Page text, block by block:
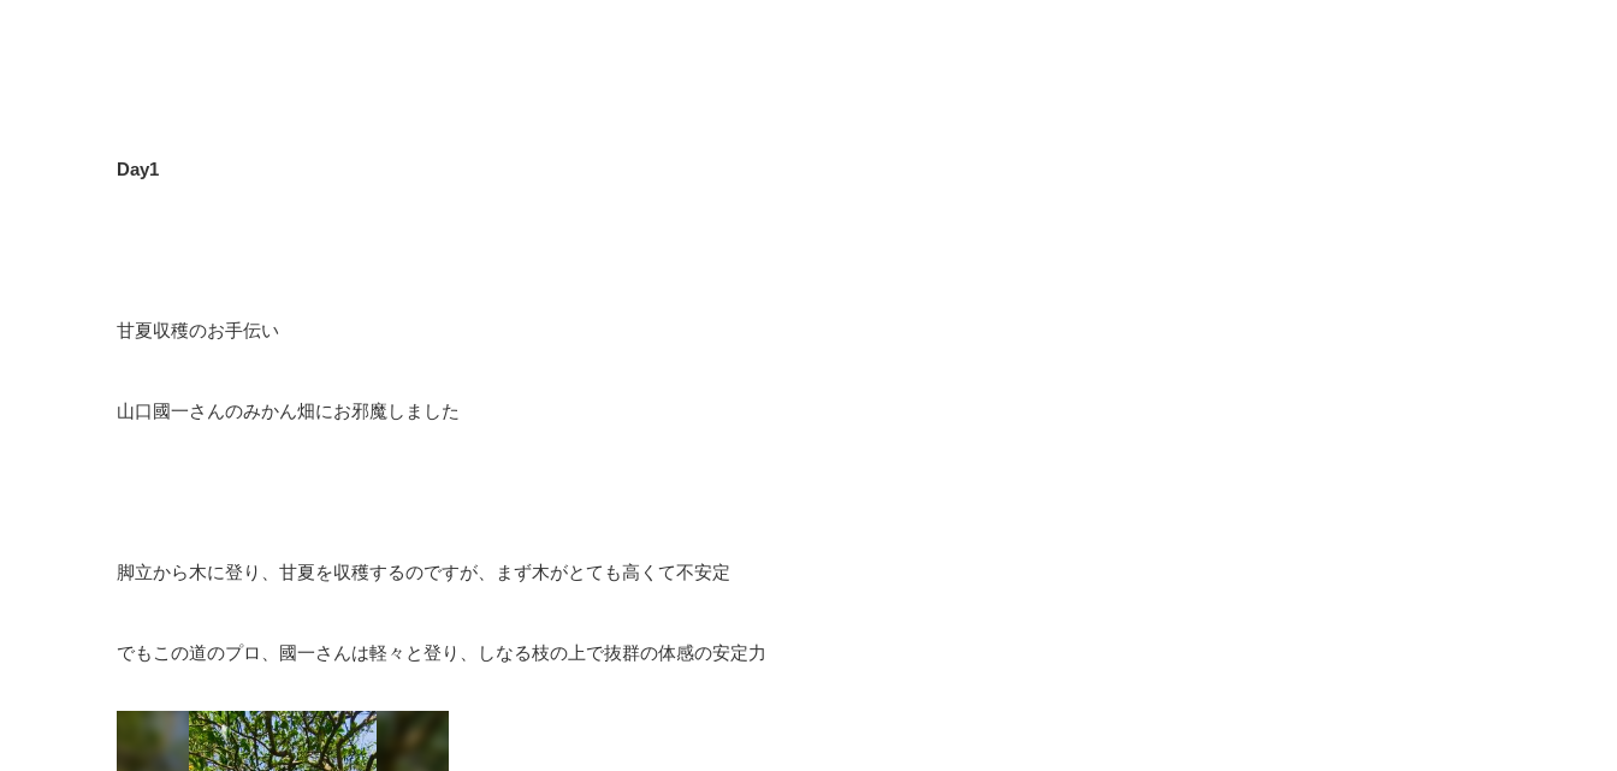
Day1
甘夏収穫のお手伝い
山口國一さんのみかん畑にお邪魔しました
脚立から木に登り、甘夏を収穫するのですが、まず木がとても高くて不安定
でもこの道のプロ、國一さんは軽々と登り、しなる枝の上で抜群の体感の安定力